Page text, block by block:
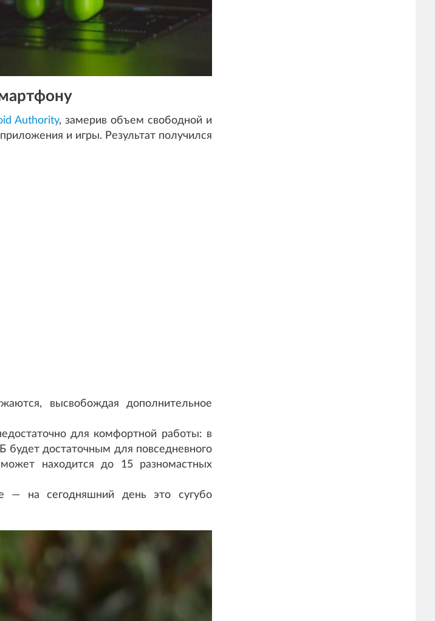
Authority, замерив объем свободной и
и игры. Результат получился
высвобождая дополнительное
для комфортной работы: в
достаточным для повседневного
находится до 15 разномастных
на сегодняшний день это сугубо